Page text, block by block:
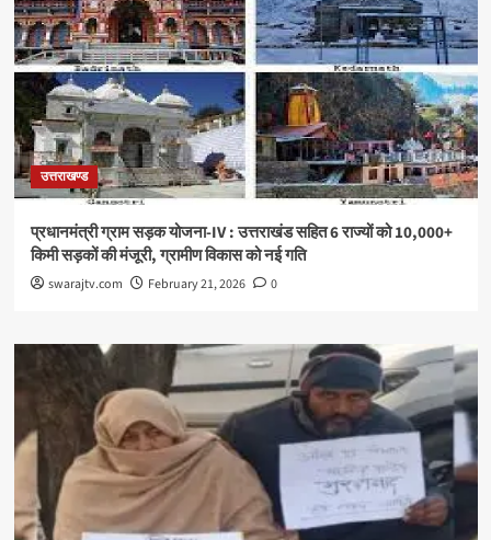
उत्तराखण्ड
प्रधानमंत्री ग्राम सड़क योजना-IV : उत्तराखंड सहित 6 राज्यों को 10,000+
किमी सड़कों की मंजूरी, ग्रामीण विकास को नई गति
swarajtv.com February 21, 2026 0